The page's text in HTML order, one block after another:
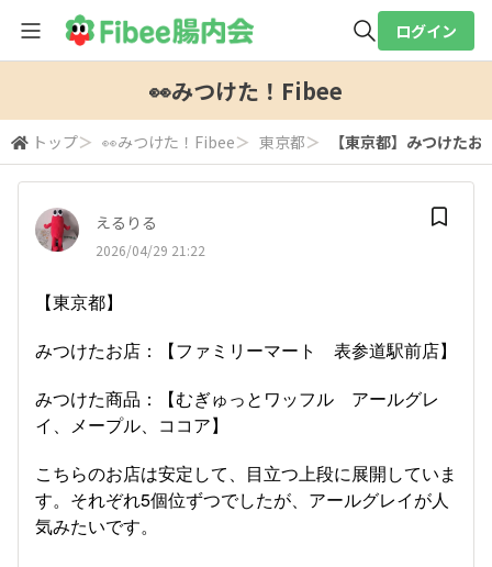
検索
ログイン
👀みつけた！Fibee
トップ＞ 👀みつけた！Fibee＞ 東京都＞ 【東京都】みつけた
えるりる
2026/04/29 21:22
【東京都】
みつけたお店：【ファミリーマート 表参道駅前店】
みつけた商品：【むぎゅっとワッフル アールグレ
イ、メープル、ココア】
こちらのお店は安定して、目立つ上段に展開していま
す。それぞれ5個位ずつでしたが、アールグレイが人
気みたいです。